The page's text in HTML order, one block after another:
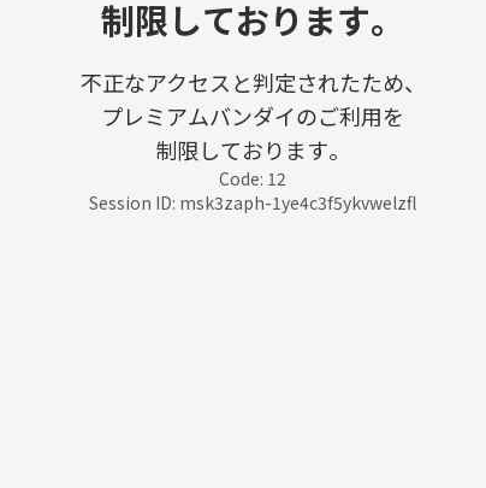
制限しております。
不正なアクセスと判定されたため、
プレミアムバンダイのご利用を
制限しております。
Code: 12
Session ID: msk3zaph-1ye4c3f5ykvwelzfl